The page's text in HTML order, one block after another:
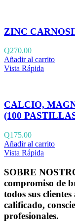
ZINC
Q270.00
Añadir al carrito
Vista Rápida
CALCIO,
(100
Q175.00
Añadir al carrito
Vista Rápida
SOBRE
compromiso de
todos sus
calificado,
profesionales.